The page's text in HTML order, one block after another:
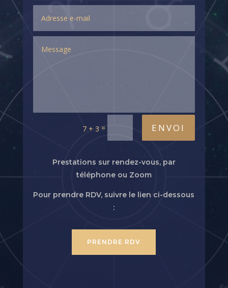
7 + 3 = ENVOI
Prestations sur rendez-vous, par
téléphone ou Zoom
Pour prendre RDV, suivre le lien ci-dessous
:
PRENDRE RDV